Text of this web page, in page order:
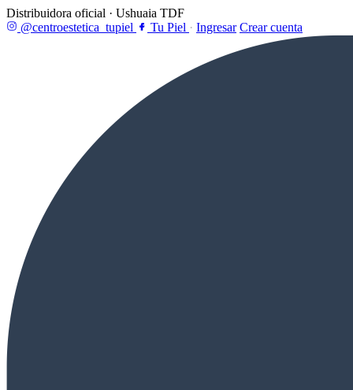
Distribuidora oficial · Ushuaia TDF
@centroestetica_tupiel
Tu Piel · Ingresar Crear cuenta